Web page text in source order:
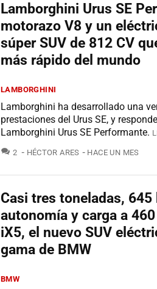
Lamborghini Urus SE
motorazo V8 y un
súper SUV de 812 CV
más rápido del mundo
LAMBORGHINI
Lamborghini ha desarrollado una
prestaciones del Urus SE, y
Lamborghini Urus SE Performante.
2 COMENTARIOS
HÉCTOR ARES HACE UN MES
Casi tres toneladas, 645
autonomía y carga a 460
iX5, el nuevo SUV
gama de BMW
BMW